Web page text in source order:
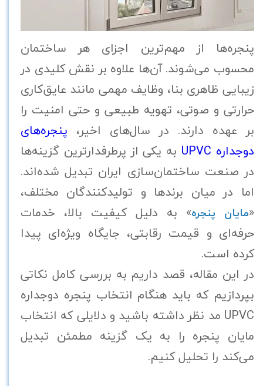
پنجره‌ها از مهم‌ترین اجزای هر ساختمان
محسوب می‌شوند. آن‌ها علاوه بر نقش کلیدی در
زیبایی ظاهری بنا، وظایف مهمی مانند عایق‌کاری
حرارتی و صوتی، تهویه طبیعی و حتی امنیت را
بر عهده دارند. در سال‌های اخیر، پنجره‌های
دوجداره UPVC
به یکی از پرطرفدارترین گزینه‌ها
در صنعت ساختمان‌سازی ایران تبدیل شده‌اند.
اما در میان برندها و تولیدکنندگان مختلف،
«مایان پنجره» به دلیل کیفیت بالا، خدمات
حرفه‌ای و قیمت رقابتی، جایگاه ویژه‌ای پیدا
کرده است.
در این مقاله، قصد داریم به بررسی کامل نکاتی
بپردازیم که باید هنگام انتخاب پنجره دوجداره
UPVC مد نظر داشته باشید و دلایلی که انتخاب
مایان پنجره را به یک گزینه مطمئن تبدیل
می‌کند را تحلیل کنیم.